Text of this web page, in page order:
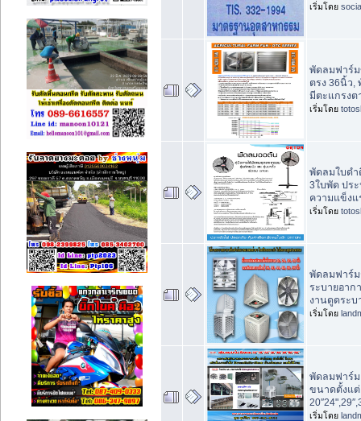
เริ่มโดย
พัดลมฟาร์
ตรง 36นิ้ว,
มีตะแกรงต
เริ่มโดย
พัดลมใบด
3ใบพัด ปร
ความแข็งแ
เริ่มโดย
พัดลมฟาร์ม
ระบายอาก
งานดูดระบ
เริ่มโดย
พัดลมฟาร์ม
ขนาดตั้งแต่
เริ่มโดย